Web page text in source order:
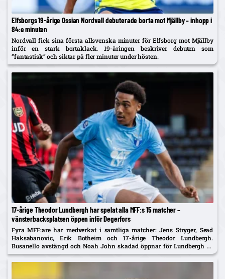
Elfsborgs 19-årige Ossian Nordvall debuterade borta mot Mjällby – inhopp i
84:e minuten
Nordvall fick sina första allsvenska minuter för Elfsborg mot Mjällby
inför en stark bortaklack. 19-åringen beskriver debuten som
”fantastisk” och siktar på fler minuter under hösten.
17-årige Theodor Lundbergh har spelat alla MFF:s 15 matcher –
vänsterbacksplatsen öppen inför Degerfors
Fyra MFF:are har medverkat i samtliga matcher: Jens Stryger, Sead
Haksabanovic, Erik Botheim och 17-årige Theodor Lundbergh.
Busanello avstängd och Noah John skadad öppnar för Lundbergh vs
Johan Karlsson om vänsterbacken.